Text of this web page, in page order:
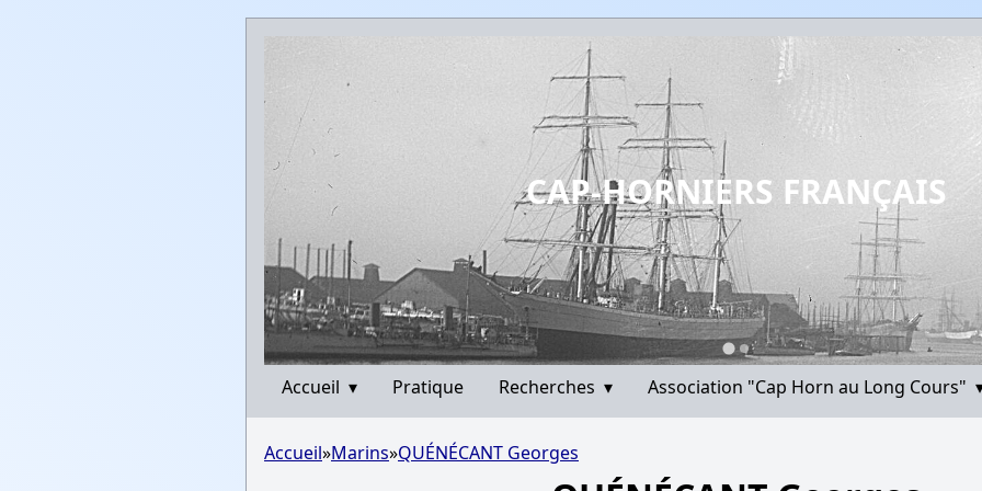
CAP-HORNIERS FRANÇAIS
Accueil ▾ Pratique Recherches ▾ Association "Cap Horn au Long Cours"
Accueil»Marins»QUÉNÉCANT Georges